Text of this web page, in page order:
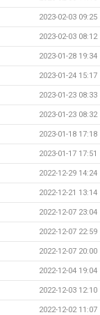
2023-02-03 09:25
2023-02-03 08:12
2023-01-28 19:34
2023-01-24 15:17
2023-01-23 08:33
2023-01-23 08:32
2023-01-18 17:18
2023-01-17 17:51
2022-12-29 14:24
2022-12-21 13:14
2022-12-07 23:04
2022-12-07 22:59
2022-12-07 20:00
2022-12-04 19:04
2022-12-03 12:10
2022-12-02 11:07